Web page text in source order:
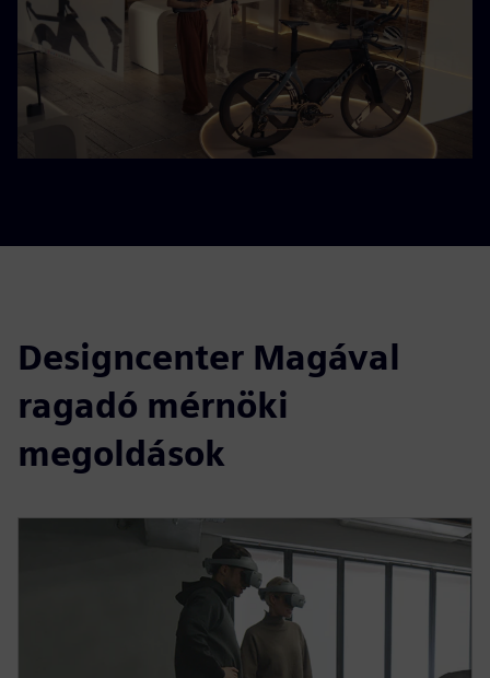
Designcenter Magával
ragadó mérnöki
megoldások